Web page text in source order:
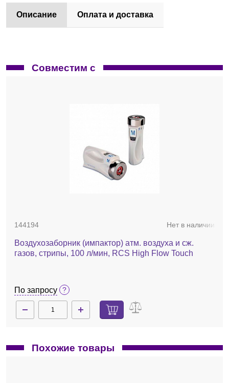
Описание Оплата и доставка
Совместим с
144194 Нет в наличии
Воздухозаборник (импактор) атм. воздуха и сж.
газов, стрипы, 100 л/мин, RCS High Flow Touch
По запросу
Похожие товары